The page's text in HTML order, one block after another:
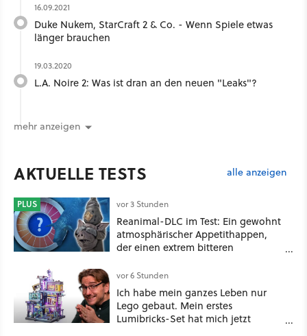
16.09.2021
Duke Nukem, StarCraft 2 & Co. - Wenn Spiele etwas
länger brauchen
19.03.2020
L.A. Noire 2: Was ist dran an den neuen "Leaks"?
mehr anzeigen
AKTUELLE TESTS alle anzeigen
PLUS vor 3 Stunden
Reanimal-DLC im Test: Ein gewohnt
atmosphärischer Appetithappen,
der einen extrem bitteren
vor 6 Stunden
Ich habe mein ganzes Leben nur
Lego gebaut. Mein erstes
Lumibricks-Set hat mich jetzt